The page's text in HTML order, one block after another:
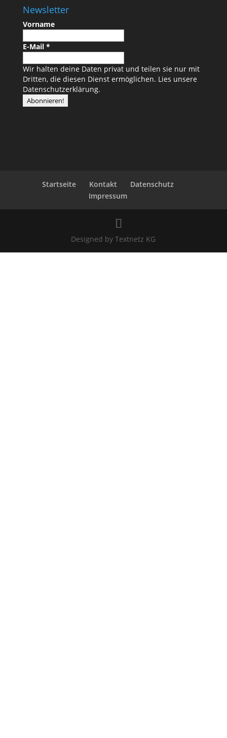
Newsletter
Vorname
E-Mail *
Wir halten deine Daten privat und teilen sie nur mit
Dritten, die diesen Dienst ermöglichen. Lies unsere
Datenschutzerklärung.
Startseite Kontakt
Datenschutz
Impressum
Designed by Textnetz KG